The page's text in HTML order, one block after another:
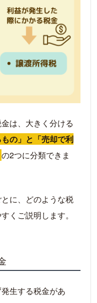
は、大きく分ける
の」と「売却で利
の2つに分類できま
に、どのような税
くご説明します。
生する税金があ